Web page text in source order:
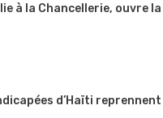
à la Chancellerie,
d’Haïti